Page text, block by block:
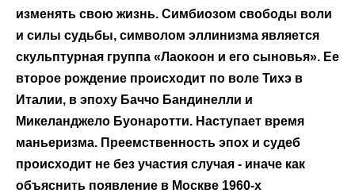
изменять свою жизнь. Симбиозом свободы воли
и силы судьбы, символом эллинизма является
скульптурная группа «Лаокоон и его сыновья». Ее
второе рождение происходит по воле Тихэ в
Италии, в эпоху Баччо Бандинелли и
Микеланджело Буонаротти. Наступает время
маньеризма. Преемственность эпох и судеб
происходит не без участия случая - иначе как
объяснить появление в Москве 1960-х